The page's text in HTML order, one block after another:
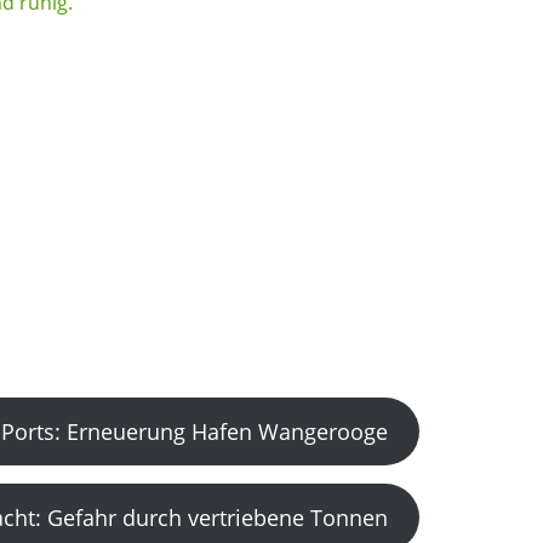
Erneuerung Hafen Wangerooge
Gefahr durch vertriebene Tonnen